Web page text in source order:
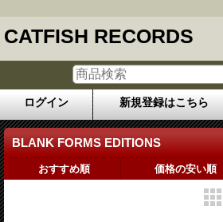
CATFISH RECORDS
ログイン 新規登録はこちら
BLANK FORMS EDITIONS
おすすめ順 価格の安い順